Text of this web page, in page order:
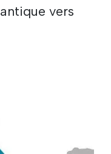
vers